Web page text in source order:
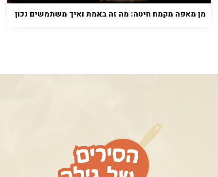
מן מאפה מקמח חיטה: מה זה באמת ואיך משתמשים נכון